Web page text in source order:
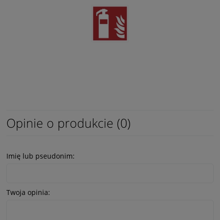
Opinie o produkcie (0)
Imię lub pseudonim:
Twoja opinia: